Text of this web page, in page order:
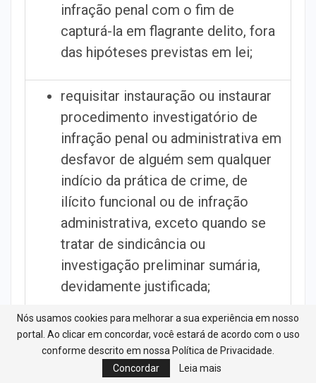
infração penal com o fim de
capturá-la em flagrante delito, fora
das hipóteses previstas em lei;
requisitar instauração ou instaurar
procedimento investigatório de
infração penal ou administrativa em
desfavor de alguém sem qualquer
indício da prática de crime, de
ilícito funcional ou de infração
administrativa, exceto quando se
tratar de sindicância ou
investigação preliminar sumária,
devidamente justificada;
prestar informação falsa sobre
procedimento judicial, policial,
fiscal ou administrativo com o fim
Nós usamos cookies para melhorar a sua experiência em nosso
portal. Ao clicar em concordar, você estará de acordo com o uso
conforme descrito em nossa Política de Privacidade.
Concordar
Leia mais